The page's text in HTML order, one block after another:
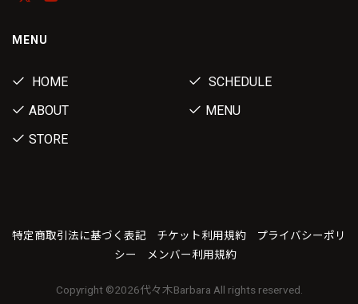
MENU
HOME
SCHEDULE
ABOUT
MENU
STORE
特定商取引法に基づく表記 チケット利用規約
プライバシーポリ
シー
メンバー利用規約
Copyright ©2026代々木Barbara All rights reserved.